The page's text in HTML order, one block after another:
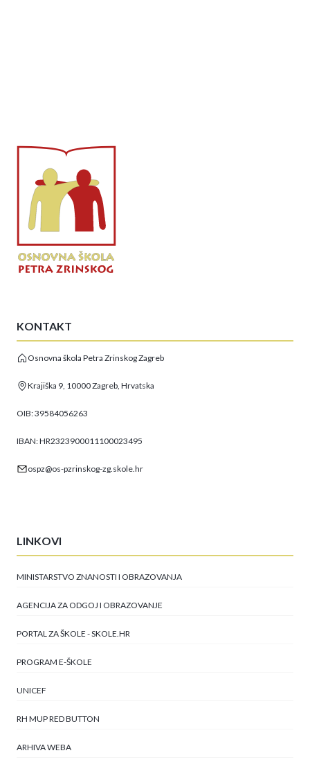
KONTAKT
Osnovna škola Petra Zrinskog Zagreb
Krajiška 9, 10000 Zagreb, Hrvatska
OIB: 39584056263
IBAN: HR2323900011100023495
ospz@os-pzrinskog-zg.skole.hr
LINKOVI
MINISTARSTVO ZNANOSTI I OBRAZOVANJA
AGENCIJA ZA ODGOJ I OBRAZOVANJE
PORTAL ZA ŠKOLE - SKOLE.HR
PROGRAM E-ŠKOLE
UNICEF
RH MUP RED BUTTON
ARHIVA WEBA